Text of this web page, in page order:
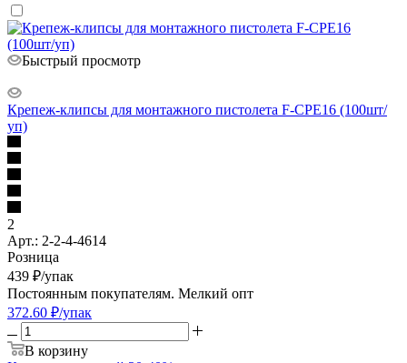
Быстрый просмотр
Крепеж-клипсы для монтажного пистолета F-CPE16 (100шт/
уп)
2
Арт.: 2-2-4-4614
Розница
439 ₽/упак
Постоянным покупателям. Мелкий опт
372.60 ₽/упак
В корзину